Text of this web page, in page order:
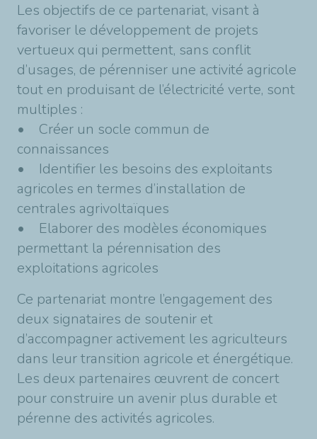
Les objectifs de ce partenariat, visant à
favoriser le développement de projets
vertueux qui permettent, sans conflit
d’usages, de pérenniser une activité agricole
tout en produisant de l’électricité verte, sont
multiples :
• Créer un socle commun de
connaissances
• Identifier les besoins des exploitants
agricoles en termes d’installation de
centrales agrivoltaïques
• Elaborer des modèles économiques
permettant la pérennisation des
exploitations agricoles
Ce partenariat montre l’engagement des
deux signataires de soutenir et
d’accompagner activement les agriculteurs
dans leur transition agricole et énergétique.
Les deux partenaires œuvrent de concert
pour construire un avenir plus durable et
pérenne des activités agricoles.